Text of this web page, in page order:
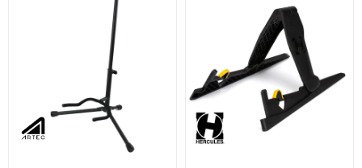
* sujeto a aprobación crediticia. El monto disponible
* sujeto a aprobación crediticia. El monto disponible